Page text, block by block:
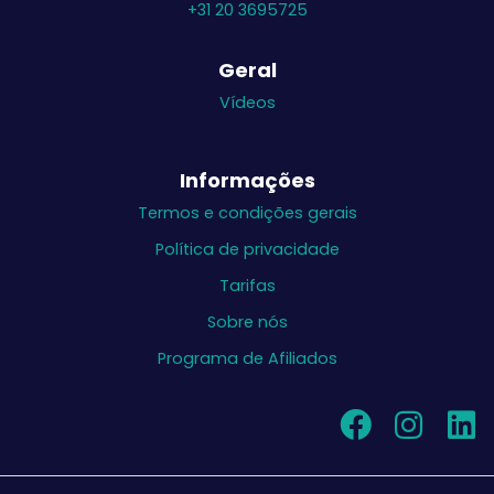
+31 20 3695725
Geral
Vídeos
Informações
Termos e condições gerais
Política de privacidade
Tarifas
Sobre nós
Programa de Afiliados